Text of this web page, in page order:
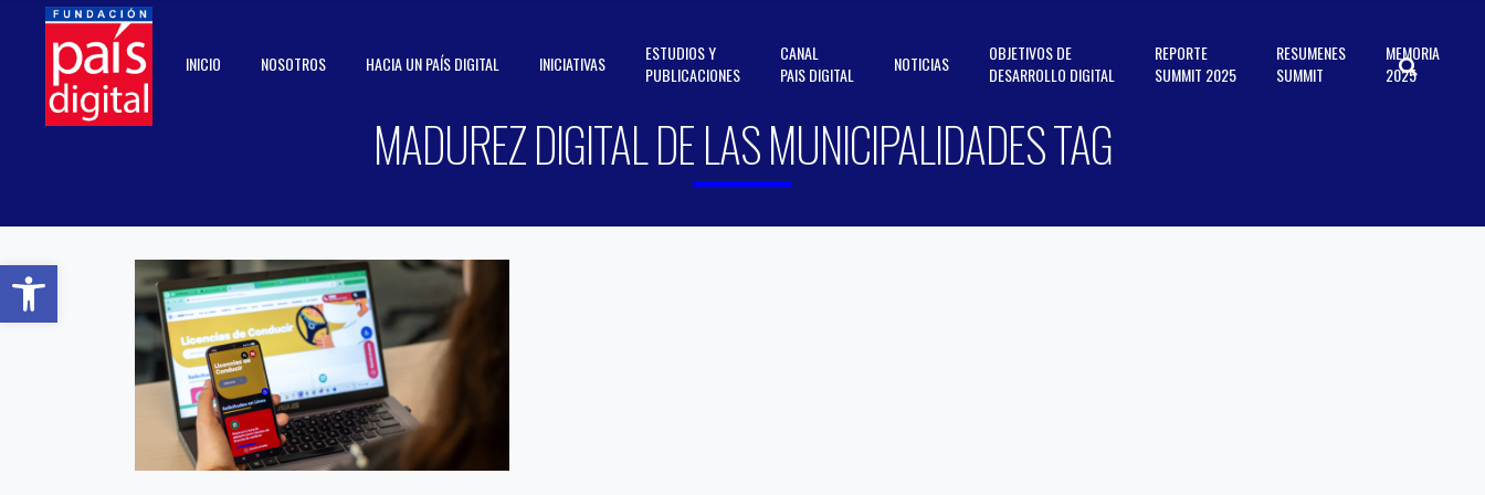
Abrir barra de herramientas
INICIO NOSOTROS HACIA UN PAÍS DIGITAL INICIATIVAS
ESTUDIOS Y
PUBLICACIONES
CANAL
PAIS DIGITAL
NOTICIAS
OBJETIVOS DE
DESARROLLO DIGITAL
REPORTE
SUMMIT 2025
RESUMENES
SUMMIT
MEMORIA
2025
MADUREZ DIGITAL DE LAS MUNICIPALIDADES TAG